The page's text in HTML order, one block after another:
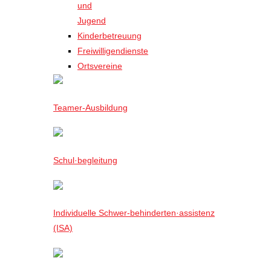
und
Jugend
Kinderbetreuung
Freiwilligendienste
Ortsvereine
Teamer-Ausbildung
Schul·begleitung
Individuelle Schwer-behinderten·assistenz
(ISA)